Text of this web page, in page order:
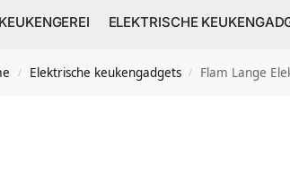
KEUKENGEREI ELEKTRISCHE
/ Elektrische keukengadgets / Flam Lange